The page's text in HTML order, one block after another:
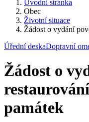
Úvodní stránka
Obec
Životní situace
Žádost o vydání
Úřední deskaDopravní
Žádost o
památek